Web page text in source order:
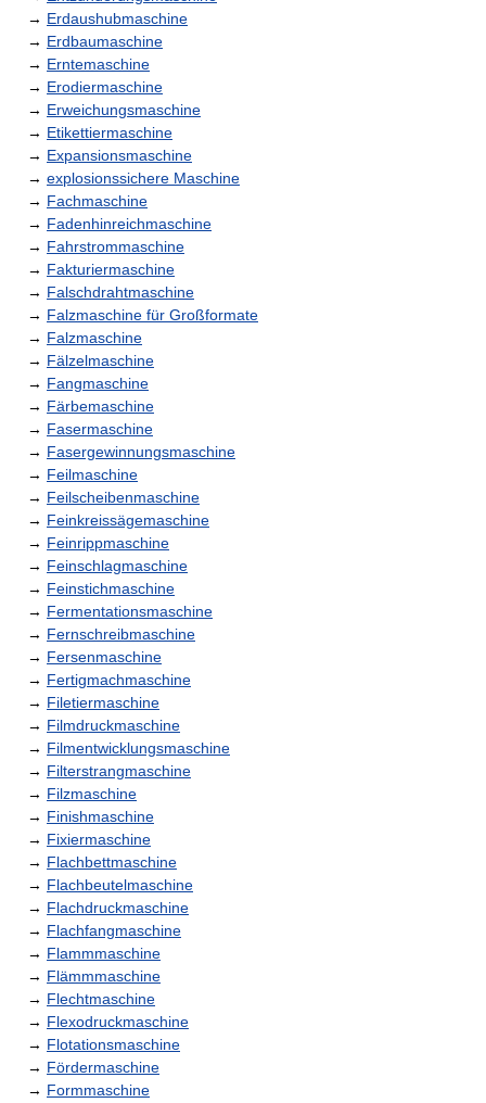
→ Erdaushubmaschine
→ Erdbaumaschine
→ Erntemaschine
→ Erodiermaschine
→ Erweichungsmaschine
→ Etikettiermaschine
→ Expansionsmaschine
→ explosionssichere Maschine
→ Fachmaschine
→ Fadenhinreichmaschine
→ Fahrstrommaschine
→ Fakturiermaschine
→ Falschdrahtmaschine
→ Falzmaschine für Großformate
→ Falzmaschine
→ Fälzelmaschine
→ Fangmaschine
→ Färbemaschine
→ Fasermaschine
→ Fasergewinnungsmaschine
→ Feilmaschine
→ Feilscheibenmaschine
→ Feinkreissägemaschine
→ Feinrippmaschine
→ Feinschlagmaschine
→ Feinstichmaschine
→ Fermentationsmaschine
→ Fernschreibmaschine
→ Fersenmaschine
→ Fertigmachmaschine
→ Filetiermaschine
→ Filmdruckmaschine
→ Filmentwicklungsmaschine
→ Filterstrangmaschine
→ Filzmaschine
→ Finishmaschine
→ Fixiermaschine
→ Flachbettmaschine
→ Flachbeutelmaschine
→ Flachdruckmaschine
→ Flachfangmaschine
→ Flammmaschine
→ Flämmmaschine
→ Flechtmaschine
→ Flexodruckmaschine
→ Flotationsmaschine
→ Fördermaschine
→ Formmaschine